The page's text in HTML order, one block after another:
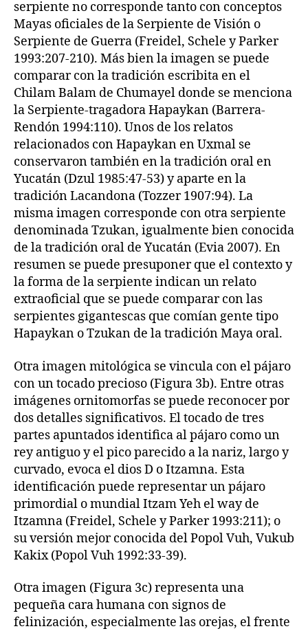
serpiente no corresponde tanto con conceptos
Mayas oficiales de la Serpiente de Visión o
Serpiente de Guerra (Freidel, Schele y Parker
1993:207-210). Más bien la imagen se puede
comparar con la tradición escribita en el
Chilam Balam de Chumayel donde se menciona
la Serpiente-tragadora Hapaykan (Barrera-
Rendón 1994:110). Unos de los relatos
relacionados con Hapaykan en Uxmal se
conservaron también en la tradición oral en
Yucatán (Dzul 1985:47-53) y aparte en la
tradición Lacandona (Tozzer 1907:94). La
misma imagen corresponde con otra serpiente
denominada Tzukan, igualmente bien conocida
de la tradición oral de Yucatán (Evia 2007). En
resumen se puede presuponer que el contexto y
la forma de la serpiente indican un relato
extraoficial que se puede comparar con las
serpientes gigantescas que comían gente tipo
Hapaykan o Tzukan de la tradición Maya oral.
Otra imagen mitológica se vincula con el pájaro
con un tocado precioso (Figura 3b). Entre otras
imágenes ornitomorfas se puede reconocer por
dos detalles significativos. El tocado de tres
partes apuntados identifica al pájaro como un
rey antiguo y el pico parecido a la nariz, largo y
curvado, evoca el dios D o Itzamna. Esta
identificación puede representar un pájaro
primordial o mundial Itzam Yeh el way de
Itzamna (Freidel, Schele y Parker 1993:211); o
su versión mejor conocida del Popol Vuh, Vukub
Kakix (Popol Vuh 1992:33-39).
Otra imagen (Figura 3c) representa una
pequeña cara humana con signos de
felinización, especialmente las orejas, el frente